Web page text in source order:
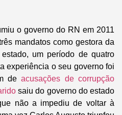
o governo do RN em 2011
mandatos como gestora da
um período de quatro
experiência o seu governo foi
deacusações de corrupção
saiu do governo do estado
não a impediu de voltar à